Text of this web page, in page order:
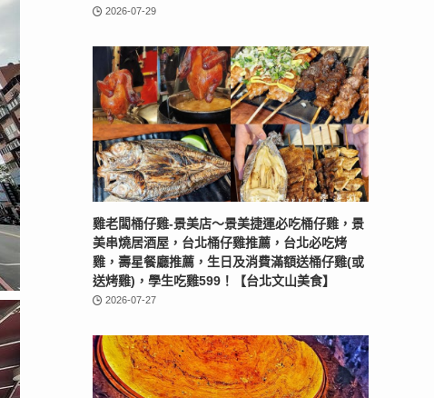
2026-07-29
雞老闆桶仔雞-景美店〜景美捷運必吃桶仔雞，景
美串燒居酒屋，台北桶仔雞推薦，台北必吃烤
雞，壽星餐廳推薦，生日及消費滿額送桶仔雞(或
送烤雞)，學生吃雞599！【台北文山美食】
2026-07-27